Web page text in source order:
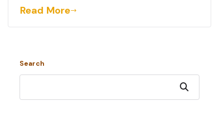
Read More
Search
Search